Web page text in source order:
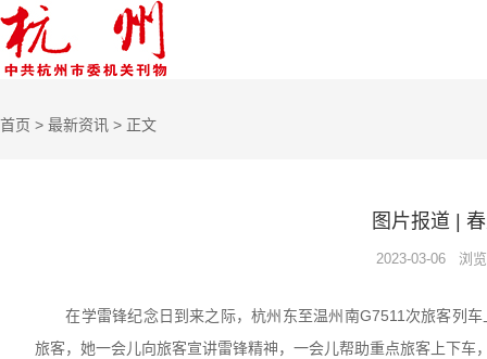
首页 > 最新资讯 > 正文
图片报道 |
2023-03-06 浏
在学雷锋纪念日到来之际，杭州东至温州南G7511次旅客列
旅客，她一会儿向旅客宣讲雷锋精神，一会儿帮助重点旅客上下